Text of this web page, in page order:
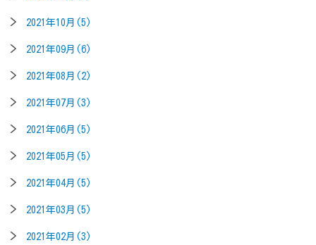
2021年10月(5)
2021年09月(6)
2021年08月(2)
2021年07月(3)
2021年06月(5)
2021年05月(5)
2021年04月(5)
2021年03月(5)
2021年02月(3)